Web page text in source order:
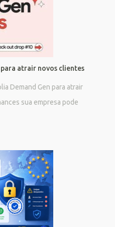
atrair novos clientes
Demand Gen para atrair
sua empresa pode